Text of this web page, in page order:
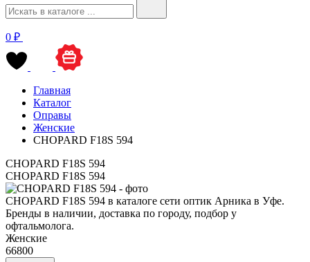
0 ₽
Главная
Каталог
Оправы
Женские
CHOPARD F18S 594
CHOPARD F18S 594
CHOPARD F18S 594
CHOPARD F18S 594 в каталоге сети оптик Арника в Уфе.
Бренды в наличии, доставка по городу, подбор у
офтальмолога.
Женские
66800